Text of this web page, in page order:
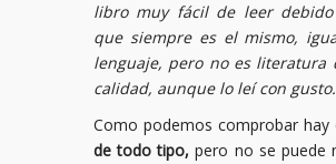
libro muy fácil de leer
que siempre es el mismo,
lenguaje, pero no es literatura
calidad, aunque lo leí con gusto.
Como podemos comprobar hay
de todo tipo, pero no se puede